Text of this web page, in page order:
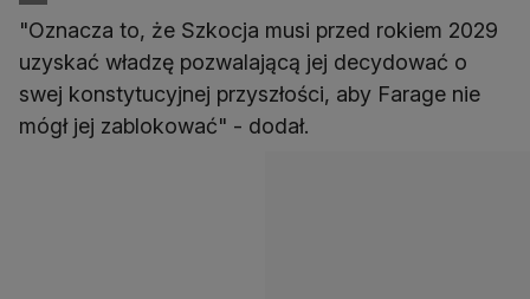
"Oznacza to, że Szkocja musi przed rokiem 2029
uzyskać władzę pozwalającą jej decydować o
swej konstytucyjnej przyszłości, aby Farage nie
mógł jej zablokować" - dodał.